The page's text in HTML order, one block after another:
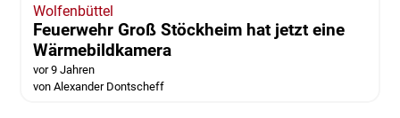
Wolfenbüttel
Feuerwehr Groß Stöckheim hat jetzt eine
Wärmebildkamera
vor 9 Jahren
von Alexander Dontscheff